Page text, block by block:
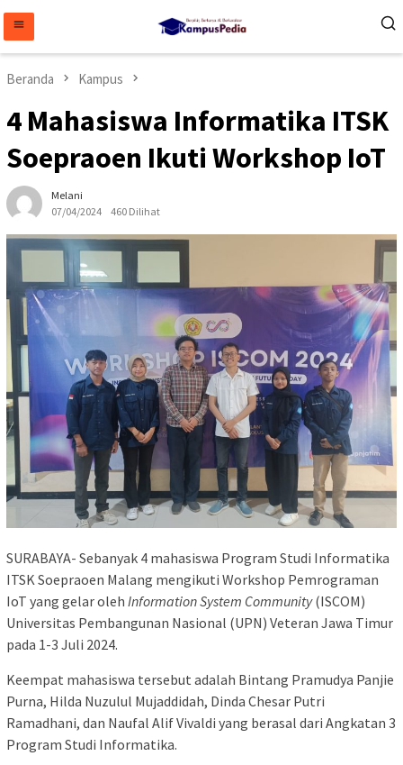
konten
Beranda Kampus
4 Mahasiswa Informatika ITSK
Soepraoen Ikuti Workshop IoT
Melani
07/04/2024
460 Dilihat
SURABAYA- Sebanyak 4 mahasiswa Program Studi Informatika
ITSK Soepraoen Malang mengikuti Workshop Pemrograman
IoT yang gelar oleh Information System Community(ISCOM)
Universitas Pembangunan Nasional (UPN) Veteran Jawa Timur
pada 1-3 Juli 2024.
Keempat mahasiswa tersebut adalah Bintang Pramudya Panjie
Purna, Hilda Nuzulul Mujaddidah, Dinda Chesar Putri
Ramadhani, dan Naufal Alif Vivaldi yang berasal dari Angkatan 3
Program Studi Informatika.